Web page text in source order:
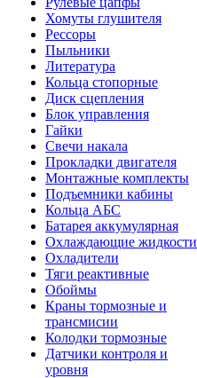
Хомуты глушителя
Рессоры
Пыльники
Литература
Кольца стопорные
Диск сцепления
Блок управления
Гайки
Свечи накала
Прокладки двигателя
Монтажные комплекты
Подъемники кабины
Кольца АБС
Батарея аккумулярная
Охлаждающие жидкости
Охладители
Тяги реактивные
Обоймы
Краны тормозные и
трансмисии
Колодки тормозные
Датчики контроля и
уровня